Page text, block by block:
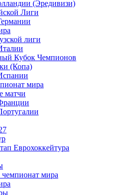
(Эредивизи)
Лиги
лиги
Кубок Чемпионов
(Копа)
мира
матчи
Еврохоккейтура
мира